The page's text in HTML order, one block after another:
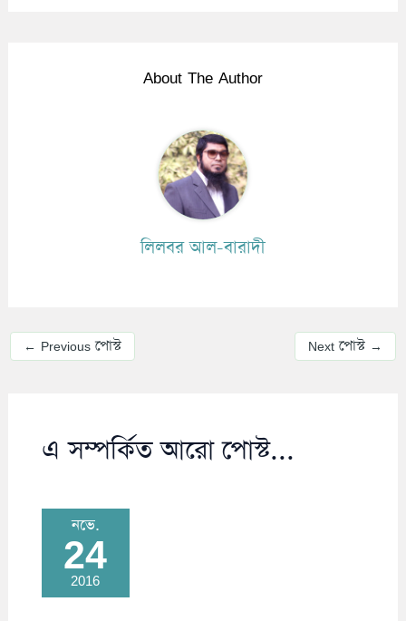
About The Author
লিলবর আল-বারাদী
← Previous পোস্ট Next পোস্ট →
এ সম্পর্কিত আরো পোস্ট...
নভে.
24
2016